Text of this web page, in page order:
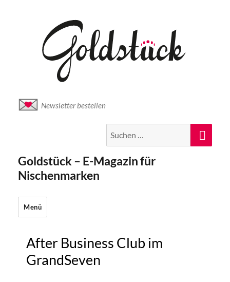
Newsletter bestellen
nach:
Goldstück – E-Magazin für
Nischenmarken
Menü
After Business Club im
GrandSeven